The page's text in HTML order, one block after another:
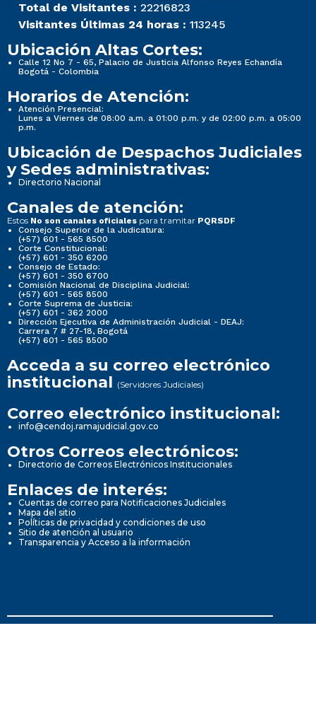
Total de Visitantes : 22216823
Visitantes Últimas 24 horas : 113245
Ubicación Altas Cortes:
Calle 12 No 7 - 65, Palacio de Justicia Alfonso Reyes Echandía
Bogotá - Colombia
Horarios de Atención:
Atención Presencial:
Lunes a Viernes de 08:00 a.m. a 01:00 p.m. y de 02:00 p.m. a 05:00
p.m.
Ubicación de Despachos Judiciales
y Sedes administrativas:
Directorio Nacional
Canales de atención:
Estos No son canales oficiales para tramitar PQRSDF
Consejo Superior de la Judicatura:
(+57) 601 - 565 8500
Corte Constitucional:
(+57) 601 - 350 6200
Consejo de Estado:
(+57) 601 - 350 6700
Comisión Nacional de Disciplina Judicial:
(+57) 601 - 565 8500
Corte Suprema de Justicia:
(+57) 601 - 362 2000
Dirección Ejecutiva de Administración Judicial - DEAJ:
Carrera 7 # 27-18, Bogotá
(+57) 601 - 565 8500
Acceda a su correo electrónico
institucional (Servidores Judiciales)
Correo electrónico institucional:
info@cendoj.ramajudicial.gov.co
Otros Correos electrónicos:
Directorio de Correos Electrónicos Institucionales
Enlaces de interés:
Cuentas de correo para Notificaciones Judiciales
Mapa del sitio
Políticas de privacidad y condiciones de uso
Sitio de atención al usuario
Transparencia y Acceso a la información